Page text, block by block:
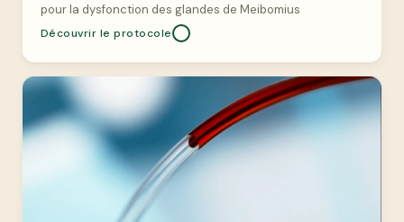
pour la dysfonction des glandes de Meibomius
Découvrir le protocole